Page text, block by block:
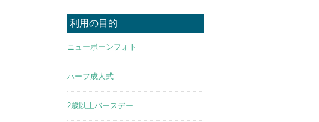
利用の目的
ニューボーンフォト
ハーフ成人式
2歳以上バースデー